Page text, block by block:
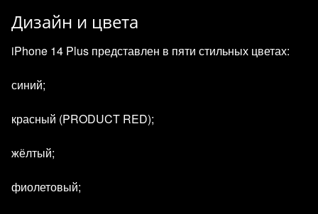
Дизайн и цвета
iPhone 14 Plus представлен в пяти стильных цветах:
синий;
красный (PRODUCT RED);
жёлтый;
фиолетовый;